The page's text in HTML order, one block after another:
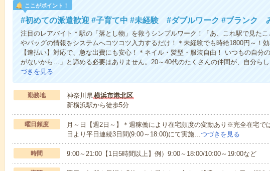
ここがポイント！
#初めての派遣歓迎 #子育て中 #未経験 #ダブルワーク #ブランク
注目のレアバイト＊駅の「落とし物」を救うシンプルワーク！「あ、これ駅で見た
やバッグの情報をシステムへコツコツ入力するだけ！＊未経験でも時給1800円～！
【速払い】対応で、急な出費にも安心！＊ネイル・髪型・服装自由！ いつもの自分
がないから…」と諦める必要はありません。20～40代のたくさんの仲間が、自分ら
づきを見る
勤務地 神奈川県横浜市港北区
新横浜駅から徒歩5分
曜日頻度
月～日【週2日～】＊週稼働により在宅頻度の変動あり※完全在宅で
日より平日連続3日間(9:00～18:00)にて実施…つづきを見る
時間 9:00～21:00【1日5時間以上】例）9:00～18:00/10:00～19:00など